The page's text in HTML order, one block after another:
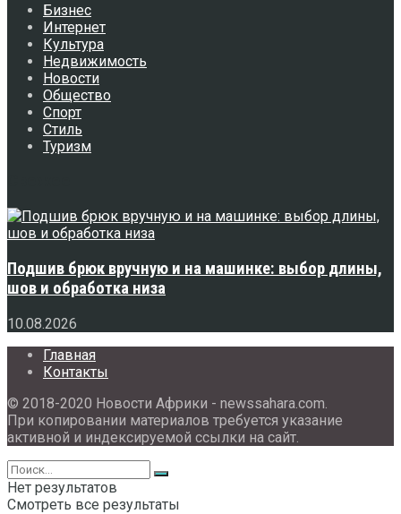
Бизнес
Интернет
Культура
Недвижимость
Новости
Общество
Спорт
Стиль
Туризм
Подшив брюк вручную и на машинке: выбор длины,
шов и обработка низа
10.08.2026
Главная
Контакты
© 2018-2020 Новости Африки - newssahara.com.
При копировании материалов требуется указание
активной и индексируемой ссылки на сайт.
Нет результатов
Смотреть все результаты